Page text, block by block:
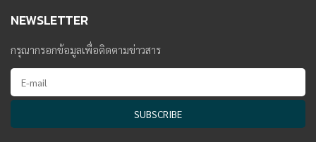
NEWSLETTER
กรุณากรอกข้อมูลเพื่อติดตามข่าวสาร